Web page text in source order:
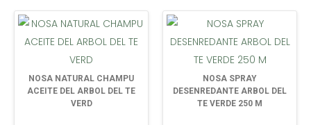
NOSA NATURAL CHAMPU
ACEITE DEL ARBOL DEL TE
VERD
NOSA SPRAY
DESENREDANTE ARBOL DEL
TE VERDE 250 M